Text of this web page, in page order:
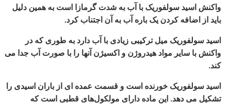
واکنش اسید سولفوریک با آب به شدت گرمازا است به همین دلیل
باید از اضافه کردن یک باره آب به آن اجتناب کرد.
اسید سولفوریک میل ترکیبی زیادی با آب دارد به طوری که در
واکنش با سایر مواد هیدروژن و اکسیژن آنها را با صورت آب جدا می
کند.
اسید سولفوریک خورنده است و قسمت عمده ای از باران اسیدی را
تشکیل می دهد. این ماده دارای مولکول‌های قطبی است که